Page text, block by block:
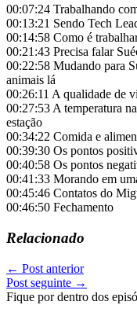
00:07:24 Trabalhando
00:13:21 Sendo Tech
00:14:58 Como é
00:21:43 Precisa falar
00:22:58 Mudando para
animais lá
00:26:11 A qualidade de
00:27:53 A temperatura
estação
00:34:22 Comida e
00:39:30 Os pontos
00:40:58 Os pontos
00:41:33 Morando em
00:45:46 Contatos do
00:46:50 Fechamento
Relacionado
← Post anterior
Post seguinte →
Fique por dentro dos